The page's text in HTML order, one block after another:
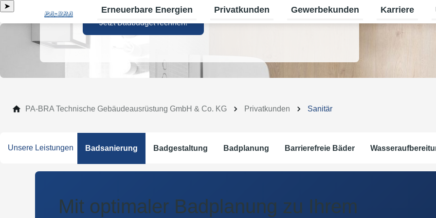
➤ Erneuerbare Energien
Untermenü für Erneuerbare Energien umschalten
Privatkunden
Untermenü für Privatkunden
Gewerbekunden
Untermenü für
Karriere
Jetzt Badbudget rechnen!
PA-BRA Technische Gebäudeausrüstung GmbH & Co. KG Privatkunden Sanitär
Unsere Leistungen Badsanierung Badgestaltung Badplanung Barrierefreie Bäder
Mit optimaler Badplanung zu Ihrem